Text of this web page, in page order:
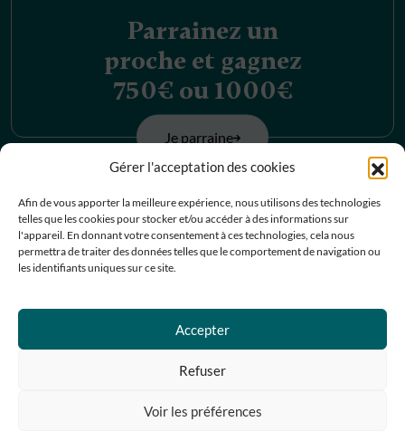
Gérer l'acceptation des cookies
Afin de vous apporter la meilleure expérience, nous utilisons des technologies
telles que les cookies pour stocker et/ou accéder à des informations sur
l'appareil. En donnant votre consentement à ces technologies, cela nous
permettra de traiter des données telles que le comportement de navigation ou
les identifiants uniques sur ce site.
Accepter
Refuser
Voir les préférences
Parrainez un
proche et gagnez
750€ ou 1000€
Je parraine
Découvrez nos
offres d’emplois
Contactez-nous
Prendre RDV
05 67 07 07 67